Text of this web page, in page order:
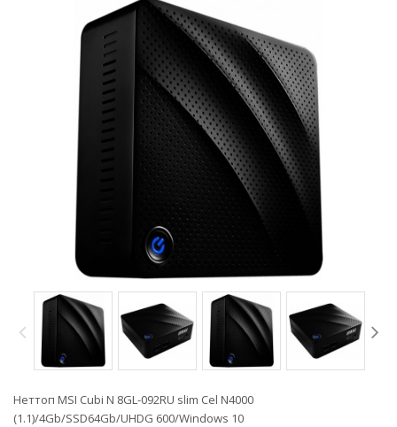
Неттоп MSI Cubi N 8GL-092RU slim Cel N4000
(1.1)/4Gb/SSD64Gb/UHDG 600/Windows 10